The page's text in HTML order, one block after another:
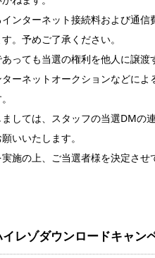
インターネット接続料および通信
。予めご了承ください。
あっても当選の権利を他人に譲渡
ーネットオークションなどによ
ましては、スタッフの当選DMの
いいたします。
実施の上、ご当選者様を決定させ
レゾダウンロードキャン